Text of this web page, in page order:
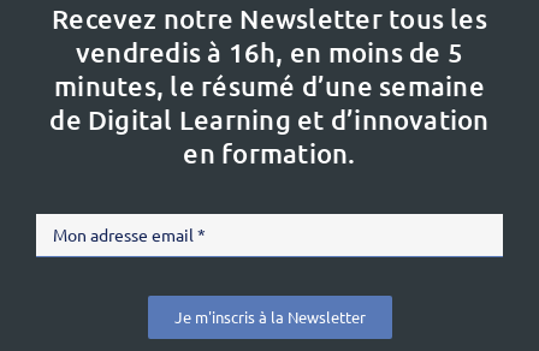
Recevez notre Newsletter tous les
vendredis à 16h, en moins de 5
minutes, le résumé d’une semaine
de Digital Learning et d’innovation
en formation.
Je m'inscris à la Newsletter